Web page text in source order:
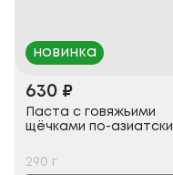
новинка
630 ₽
Паста с говяжьими
щёчками по-азиатски
290 г